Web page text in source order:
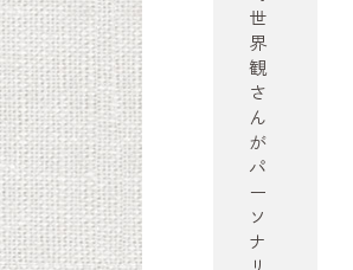
世
界
観
さ
ん
が
パ
ー
ソ
ナ